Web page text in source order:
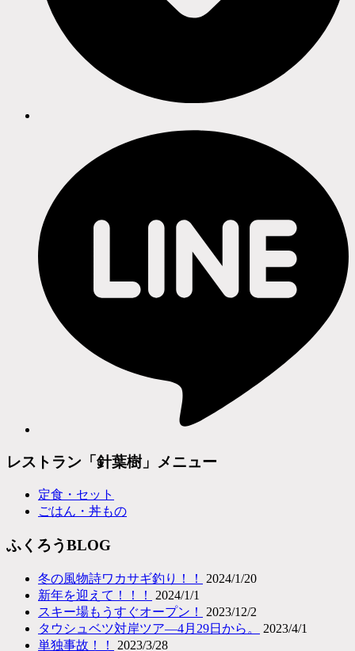
レストラン「針葉樹」メニュー
定食・セット
ごはん・丼もの
ふくろうBLOG
冬の風物詩ワカサギ釣り！！
2024/1/20
新年を迎えて！！！
2024/1/1
スキー場もうすぐオープン！
2023/12/2
タウシュベツ対岸ツア―4月29日から。
2023/4/1
単独事故！！
2023/3/28